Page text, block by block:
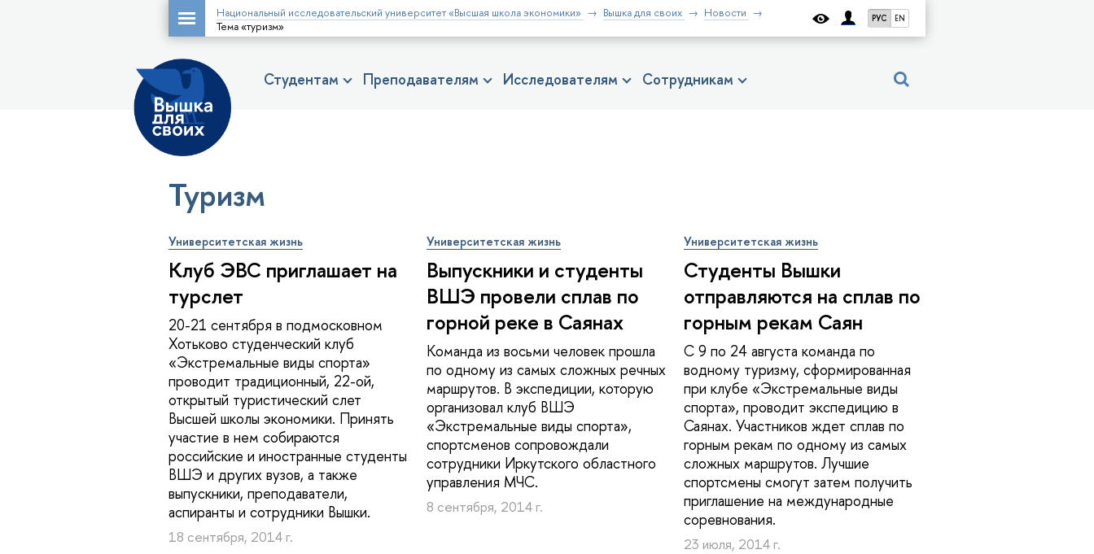
РУС EN
Национальный исследовательский университет «Высшая школа экономики» Вышка для своих
Новости
Тема «туризм»
Студентам Преподавателям Исследователям Сотрудникам
Туризм
Университетская жизнь
Клуб ЭВС приглашает на
турслет
20-21 сентября в подмосковном
Хотьково студенческий клуб
«Экстремальные виды спорта»
проводит традиционный, 22-ой,
открытый туристический слет
Высшей школы экономики. Принять
участие в нем собираются
российские и иностранные студенты
ВШЭ и других вузов, а также
выпускники, преподаватели,
аспиранты и сотрудники Вышки.
18 сентября, 2014 г.
Университетская жизнь
Выпускники и студенты
ВШЭ провели сплав по
горной реке в Саянах
Команда из восьми человек прошла
по одному из самых сложных речных
маршрутов. В экспедиции, которую
организовал клуб ВШЭ
«Экстремальные виды спорта»,
спортсменов сопровождали
сотрудники Иркутского областного
управления МЧС.
8 сентября, 2014 г.
Университетская жизнь
Студенты Вышки
отправляются на сплав по
горным рекам Саян
С 9 по 24 августа команда по
водному туризму, сформированная
при клубе «Экстремальные виды
спорта», проводит экспедицию в
Саянах. Участников ждет сплав по
горным рекам по одному из самых
сложных маршрутов. Лучшие
спортсмены смогут затем получить
приглашение на международные
соревнования.
23 июля, 2014 г.